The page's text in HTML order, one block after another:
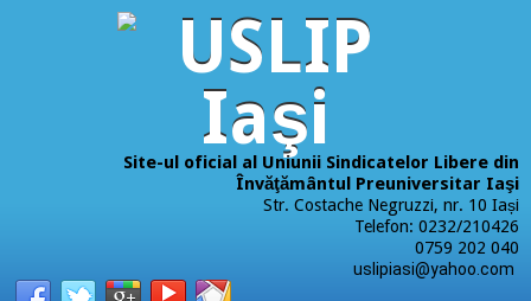
Site-ul oficial al Uniunii Sindicatelor Libere din
Învăţământul Preuniversitar Iaşi
Str. Costache Negruzzi, nr. 10 Iași
Telefon: 0232/210426
0759 202 040
uslipiasi@yahoo.com